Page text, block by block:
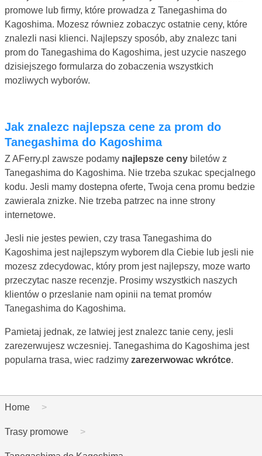
promowe lub firmy, które prowadza z Tanegashima do
Kagoshima. Mozesz równiez zobaczyc ostatnie ceny, które
znalezli nasi klienci. Najlepszy sposób, aby znalezc tani
prom do Tanegashima do Kagoshima, jest uzycie naszego
dzisiejszego formularza do zobaczenia wszystkich
mozliwych wyborów.
Jak znalezc najlepsza cene za prom do
Tanegashima do Kagoshima
Z AFerry.pl zawsze podamy najlepsze ceny biletów z
Tanegashima do Kagoshima. Nie trzeba szukac specjalnego
kodu. Jesli mamy dostepna oferte, Twoja cena promu bedzie
zawierala znizke. Nie trzeba patrzec na inne strony
internetowe.
Jesli nie jestes pewien, czy trasa Tanegashima do
Kagoshima jest najlepszym wyborem dla Ciebie lub jesli nie
mozesz zdecydowac, który prom jest najlepszy, moze warto
przeczytac nasze recenzje. Prosimy wszystkich naszych
klientów o przeslanie nam opinii na temat promów
Tanegashima do Kagoshima.
Pamietaj jednak, ze latwiej jest znalezc tanie ceny, jesli
zarezerwujesz wczesniej. Tanegashima do Kagoshima jest
popularna trasa, wiec radzimy zarezerwowac wkrótce.
Home
Trasy promowe